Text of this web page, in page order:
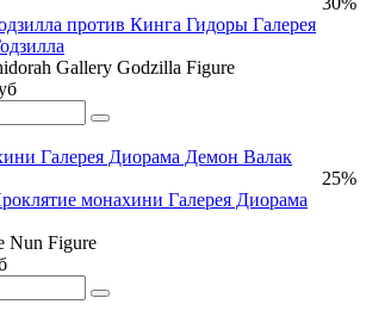
против Кинга Гидоры Галерея
Gallery Godzilla Figure
25%
монахини Галерея Диорама
Nun Figure